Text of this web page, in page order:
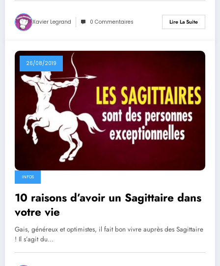
Xavier Legrand 0 Commentaires Lire La Suite
26/08/2019
INFOS
10 raisons d’avoir un Sagittaire dans
votre vie
Gais, généreux et optimistes, il fait bon vivre auprès des Sagittaire
! Il s’agit du…